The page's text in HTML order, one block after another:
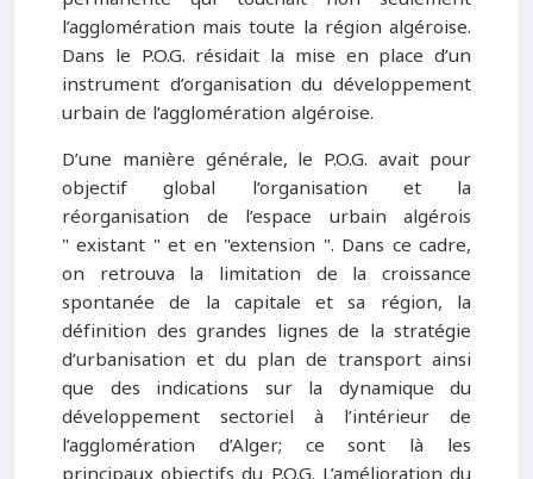
l’agglomération mais toute la région algéroise.
Dans le P.O.G. résidait la mise en place d’un
instrument d’organisation du développement
urbain de l’agglomération algéroise.
D’une manière générale, le P.O.G. avait pour
objectif global l’organisation et la
réorganisation de l’espace urbain algérois
" existant " et en "extension ". Dans ce cadre,
on retrouva la limitation de la croissance
spontanée de la capitale et sa région, la
définition des grandes lignes de la stratégie
d’urbanisation et du plan de transport ainsi
que des indications sur la dynamique du
développement sectoriel à l’intérieur de
l’agglomération d’Alger; ce sont là les